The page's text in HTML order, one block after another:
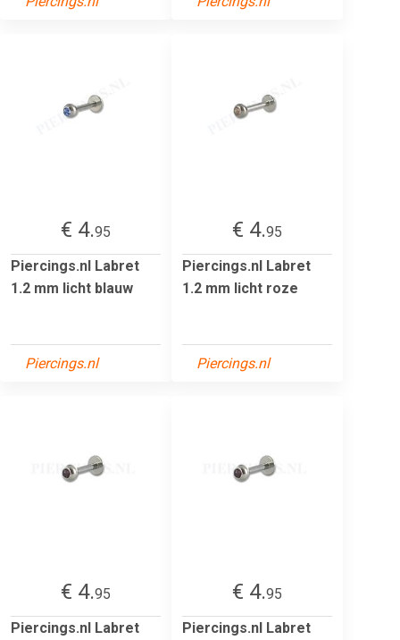
€ 4.95
Piercings.nl Labret
1.2 mm licht blauw
Piercings.nl
€ 4.95
Piercings.nl Labret
1.2 mm licht roze
Piercings.nl
€ 4.95
Piercings.nl Labret
€ 4.95
Piercings.nl Labret